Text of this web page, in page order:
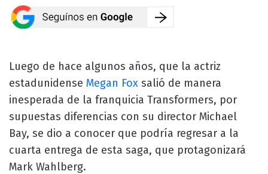
Luego de hace algunos años, que la actriz
estadunidense Megan Fox salió de manera
inesperada de la franquicia Transformers, por
supuestas diferencias con su director Michael
Bay, se dio a conocer que podría regresar a la
cuarta entrega de esta saga, que protagonizará
Mark Wahlberg.